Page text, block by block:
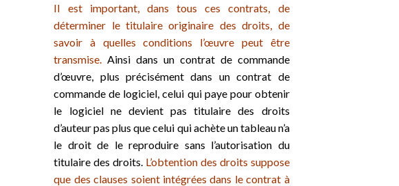
Il est important, dans tous ces contrats, de
déterminer le titulaire originaire des droits, de
savoir à quelles conditions l’œuvre peut être
transmise.
Ainsi dans un contrat de commande
d’œuvre, plus précisément dans un contrat de
commande de logiciel, celui qui paye pour obtenir
le logiciel ne devient pas titulaire des droits
d’auteur pas plus que celui qui achète un tableau n’a
le droit de le reproduire sans l’autorisation du
titulaire des droits. L’obtention des droits suppose
que des clauses soient intégrées dans le contrat à